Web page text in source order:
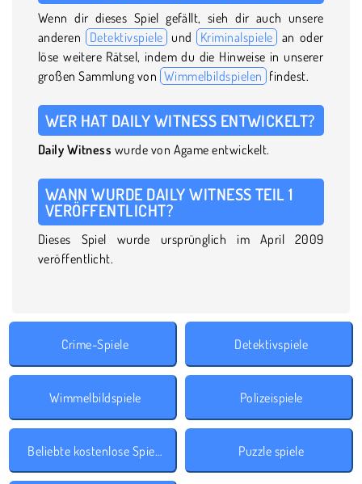
Wenn dir dieses Spiel gefällt, sieh dir auch unsere
anderen
Detektivspiele und Kriminalspiele an oder
löse weitere Rätsel, indem du die Hinweise in unserer
großen Sammlung von Wimmelbildspielen findest.
WER HAT DAILY WITNESS ENTWICKELT?
Daily Witness wurde von Agame entwickelt.
WANN WURDE DAILY WITNESS TEIL 1
VERÖFFENTLICHT?
Dieses Spiel wurde ursprünglich im April 2009
veröffentlicht.
Crime-Spiele Detektivspiele
Wimmelbildspiele Polizeispiele
Beliebte kostenlose Spiele Puzzle spiele